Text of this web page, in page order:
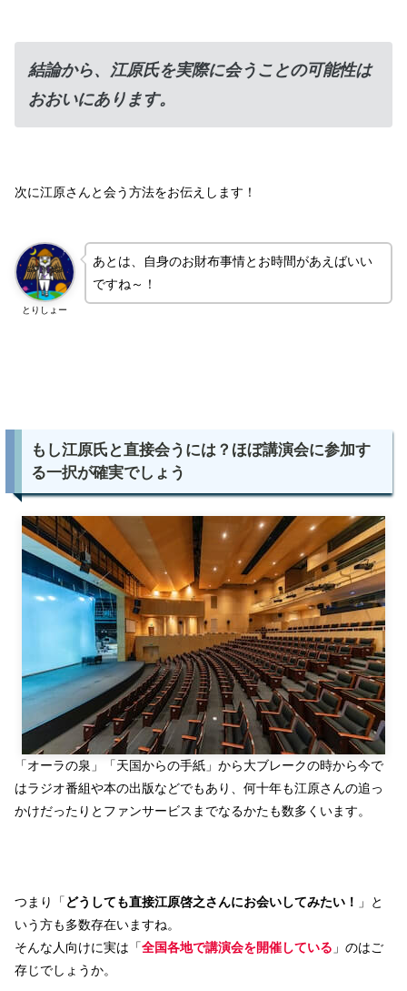
結論から、江原氏を実際に会うことの可能性は
おおいにあります。
次に江原さんと会う方法をお伝えします！
とりしょー
あとは、自身のお財布事情とお時間があえばいい
ですね～！
もし江原氏と直接会うには？ほぼ講演会に参加す
る一択が確実でしょう
「オーラの泉」「天国からの手紙」から大ブレークの時から今で
はラジオ番組や本の出版などでもあり、何十年も江原さんの追っ
かけだったりとファンサービスまでなるかたも数多くいます。
つまり「 どうしても直接江原啓之さんにお会いしてみたい！
」と
いう方も多数存在いますね。
そんな人向けに実は「全国各地で講演会を開催している 」のはご
存じでしょうか。